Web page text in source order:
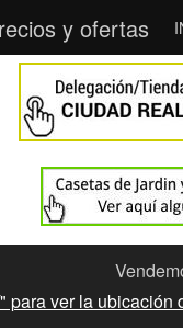
y ofertas
para ver la ubicación